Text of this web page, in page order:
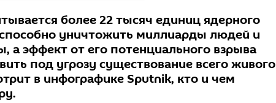
более 22 тысяч единиц ядерного
уничтожить миллиарды людей и
а эффект от его потенциального взрыва
под угрозу существование всего живого
в инфографике Sputnik, кто и чем